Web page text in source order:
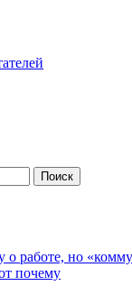
о работе, но
почему